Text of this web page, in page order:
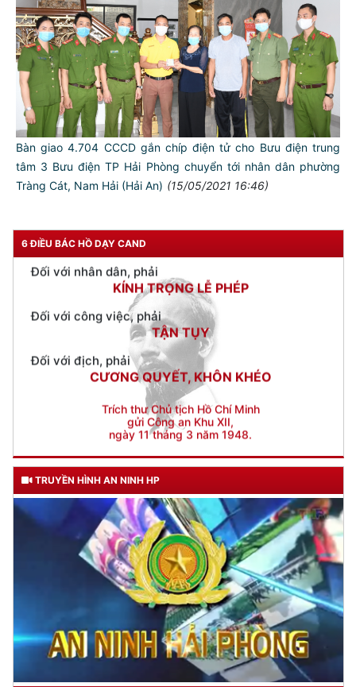
Bàn giao 4.704 CCCD gắn chíp điện tử cho Bưu điện trung
tâm 3 Bưu điện TP Hải Phòng chuyển tới nhân dân phường
Tràng Cát, Nam Hải (Hải An) (15/05/2021 16:46)
6 ĐIỀU BÁC HỒ DẠY CAND
TƯ CÁCH
NGƯỜI CÔNG AN CÁCH MỆNH LÀ:
Đối với tự mình, phải
CẦN, KIỆM, LIÊM, CHÍNH
Đối với đồng sự, phải
THÂN ÁI GIÚP ĐỠ
Đối với chính phủ, phải
TUYỆT ĐỐI TRUNG THÀNH
KÍNH TRỌNG LỄ PHÉP
Đối với công việc, phải
TẬN TỤY
Đối với địch, phải
CƯƠNG QUYẾT, KHÔN KHÉO
Trích thư Chủ tịch Hồ Chí Minh
gửi Công an Khu XII,
ngày 11 tháng 3 năm 1948.
TRUYỀN HÌNH AN NINH HP